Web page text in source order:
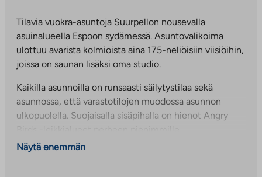
Tilavia vuokra-asuntoja Suurpellon nousevalla
asuinalueella Espoon sydämessä. Asuntovalikoima
ulottuu avarista kolmioista aina 175-neliöisiin viisiöihin,
joissa on saunan lisäksi oma studio.
Kaikilla asunnoilla on runsaasti säilytystilaa sekä
asunnossa, että varastotilojen muodossa asunnon
ulkopuolella. Suojaisalla sisäpihalla on hienot Angry
Suurpelto on kehittyvä asuinalue keskellä Espoota.
Näytä enemmän